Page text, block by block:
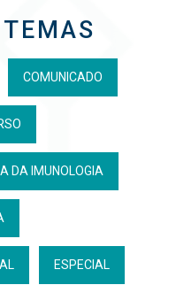
COMUNICADO
DA IMUNOLOGIA
ESPECIAL